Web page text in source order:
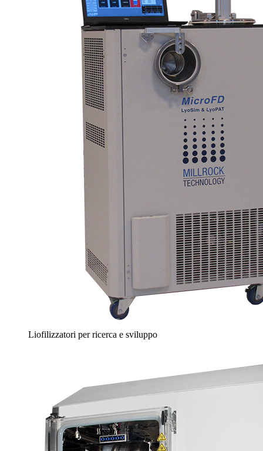
Liofilizzatori per ricerca e sviluppo